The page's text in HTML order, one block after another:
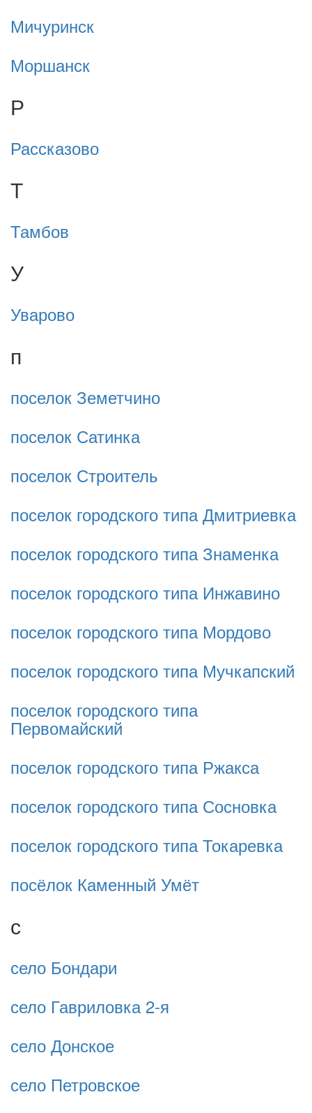
Мичуринск
Моршанск
Р
Рассказово
Т
Тамбов
У
Уварово
п
поселок Земетчино
поселок Сатинка
поселок Строитель
поселок городского типа Дмитриевка
поселок городского типа Знаменка
поселок городского типа Инжавино
поселок городского типа Мордово
поселок городского типа Мучкапский
поселок городского типа
Первомайский
поселок городского типа Ржакса
поселок городского типа Сосновка
поселок городского типа Токаревка
посёлок Каменный Умёт
с
село Бондари
село Гавриловка 2-я
село Донское
село Петровское